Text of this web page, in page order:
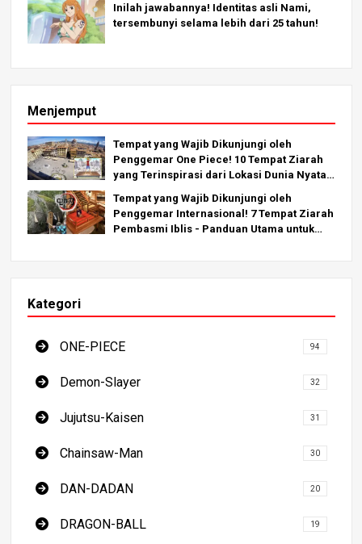
Inilah jawabannya! Identitas asli Nami,
tersembunyi selama lebih dari 25 tahun!
Menjemput
Tempat yang Wajib Dikunjungi oleh
Penggemar One Piece! 10 Tempat Ziarah
yang Terinspirasi dari Lokasi Dunia Nyata
Tempat yang Wajib Dikunjungi oleh
Penggemar Internasional! 7 Tempat Ziarah
Pembasmi Iblis - Panduan Utama untuk
Kategori
ONE-PIECE 94
Demon-Slayer 32
Jujutsu-Kaisen 31
Chainsaw-Man 30
DAN-DADAN 20
DRAGON-BALL 19